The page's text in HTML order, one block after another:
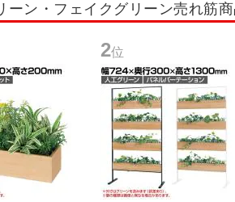
ーン・フェイクグリーン売れ筋
2位